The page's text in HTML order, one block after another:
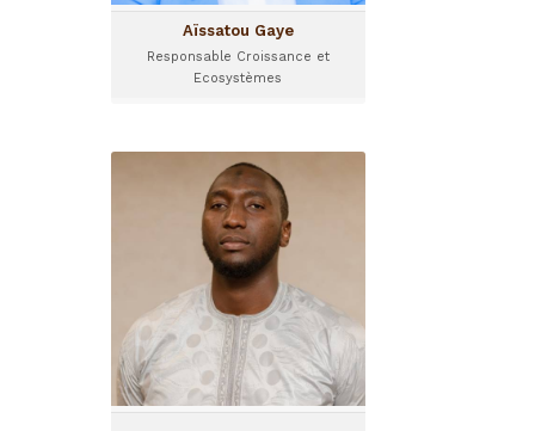
Aïssatou Gaye
Responsable Croissance et
Ecosystèmes
Alassane Baba
Chargé d'Investissement
Basé au Niger,
Alassane Baba a
intégré Sinergi en 2020 en
tant que chargé
d’investissement.